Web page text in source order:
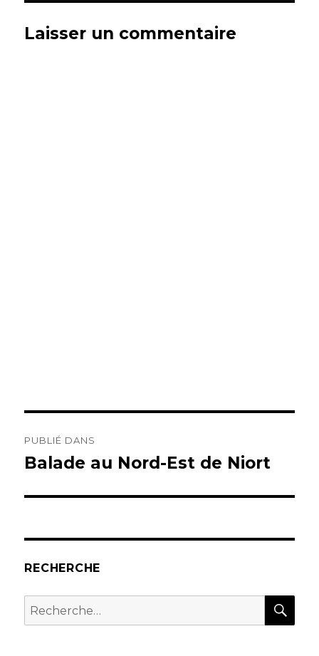
Laisser un commentaire
de
PUBLIÉ DANS
Balade au Nord-Est de Niort
RECHERCHE
Recherche
pour :